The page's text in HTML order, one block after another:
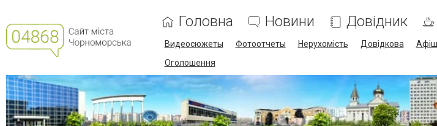
Головна Новини Довідник
Видеосюжеты Фотоотчеты Нерухомість Довідкова
Оголошення